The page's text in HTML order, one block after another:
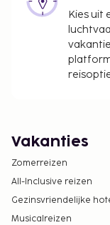
Kies uit
Vakanties
Zomerreizen
All-Inclusive reizen
Gezinsvriendelijke
Musicalreizen